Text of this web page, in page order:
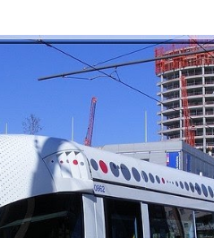
organisateurs se sont tournés
concert dans lequel, bien sûr, l...